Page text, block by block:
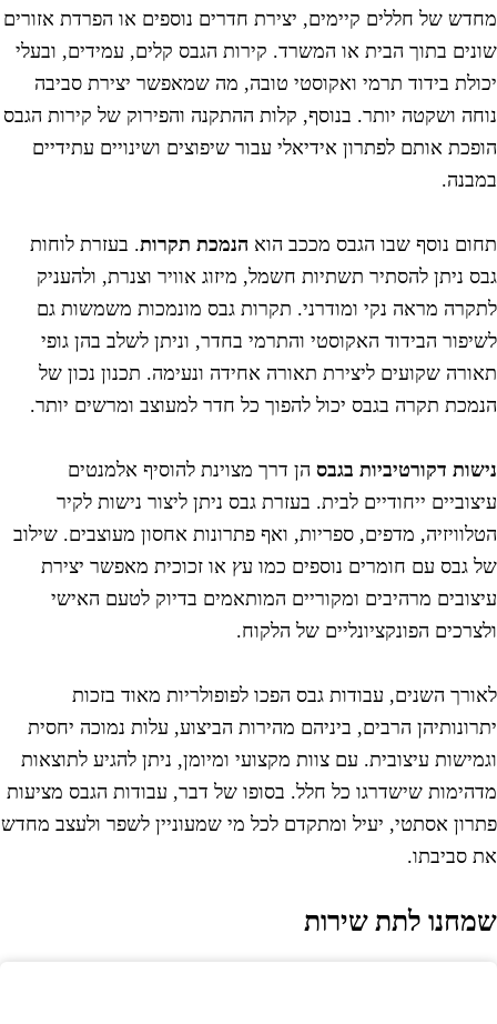
של חללים קיימים, יצירת חדרים נוספים או הפרדת אזורים
בתוך הבית או המשרד. קירות הגבס קלים, עמידים, ובעלי
בידוד תרמי ואקוסטי טובה, מה שמאפשר יצירת סביבה
ושקטה יותר. בנוסף, קלות ההתקנה והפירוק של קירות הגבס
אותם לפתרון אידיאלי עבור שיפוצים ושינויים עתידיים
נוסף שבו הגבס מככב הוא הנמכת תקרות. בעזרת לוחות
ניתן להסתיר תשתיות חשמל, מיזוג אוויר וצנרת, ולהעניק
מראה נקי ומודרני. תקרות גבס מונמכות משמשות גם
הבידוד האקוסטי והתרמי בחדר, וניתן לשלב בהן גופי
שקועים ליצירת תאורה אחידה ונעימה. תכנון נכון של
תקרה בגבס יכול להפוך כל חדר למעוצב ומרשים יותר.
דקורטיביות בגבסהן דרך מצוינת להוסיף אלמנטים
ייחודיים לבית. בעזרת גבס ניתן ליצור נישות לקיר
מדפים, ספריות, ואף פתרונות אחסון מעוצבים. שילוב
גבס עם חומרים נוספים כמו עץ או זכוכית מאפשר יצירת
מרהיבים ומקוריים המותאמים בדיוק לטעם האישי
הפונקציונליים של הלקוח.
השנים, עבודות גבס הפכו לפופולריות מאוד בזכות
הרבים, ביניהם מהירות הביצוע, עלות נמוכה יחסית
עיצובית. עם צוות מקצועי ומיומן, ניתן להגיע לתוצאות
שישדרגו כל חלל. בסופו של דבר, עבודות הגבס מציעות
אסתטי, יעיל ומתקדם לכל מי שמעוניין לשפר ולעצב מחדש
סביבתו.
לתת שירות